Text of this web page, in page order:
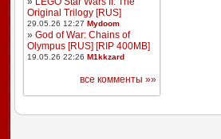
Original Trilogy [RUS]
29.05.26 12:27 Mydoom
» God of War: Chains of
Olympus [RUS] [RIP 400MB]
19.05.26 22:26 M1kkzard
все комменты »»